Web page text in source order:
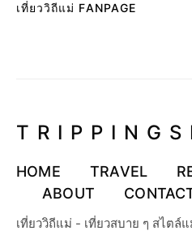
เที่ยววิถีแม่ FANPAGE
HOME TRAVEL
ABOUT
เที่ยววิถีแม่ - เที่ยวสบาย ๆ สไตล์